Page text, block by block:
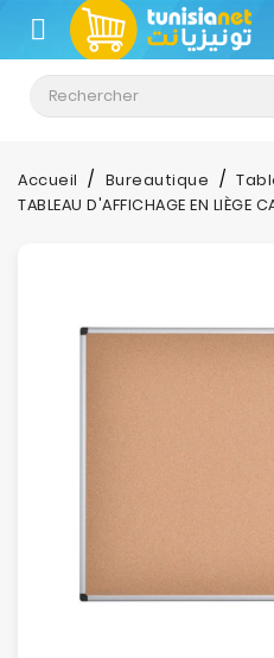
CATÉGORIE
Climatisation
Informatique
Impression
Accueil Bureautique
TABLEAU D'AFFICHAGE EN LIÈGE